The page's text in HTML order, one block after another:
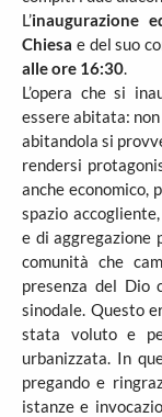
L’inaugurazione
Chiesa e del suo
alle ore 16:30.
L’opera che si
essere abitata:
abitandola si
rendersi
anche economico,
spazio
e di
comunità che
presenza del Dio
sinodale. Questo
stata voluto e
urbanizzata. In
pregando e
istanze e